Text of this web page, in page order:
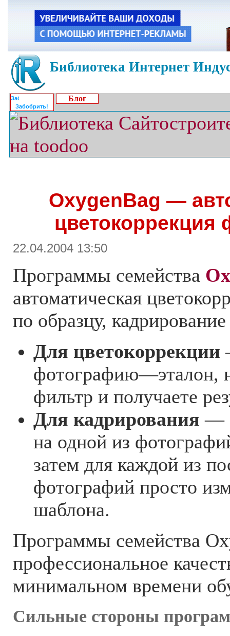
Библиотека Интернет
Забобрить!
Блог
OxygenBag —
цветокоррекция
22.04.2004 13:50
Программы семейства
автоматическая
по образцу,
Для цветокоррекции
фотографию—эталон,
фильтр и получаете
Для кадрирования —
на одной из
затем для каждой из
фотографий просто
шаблона.
Программы семейства
профессиональное
минимальном времени
Сильные стороны